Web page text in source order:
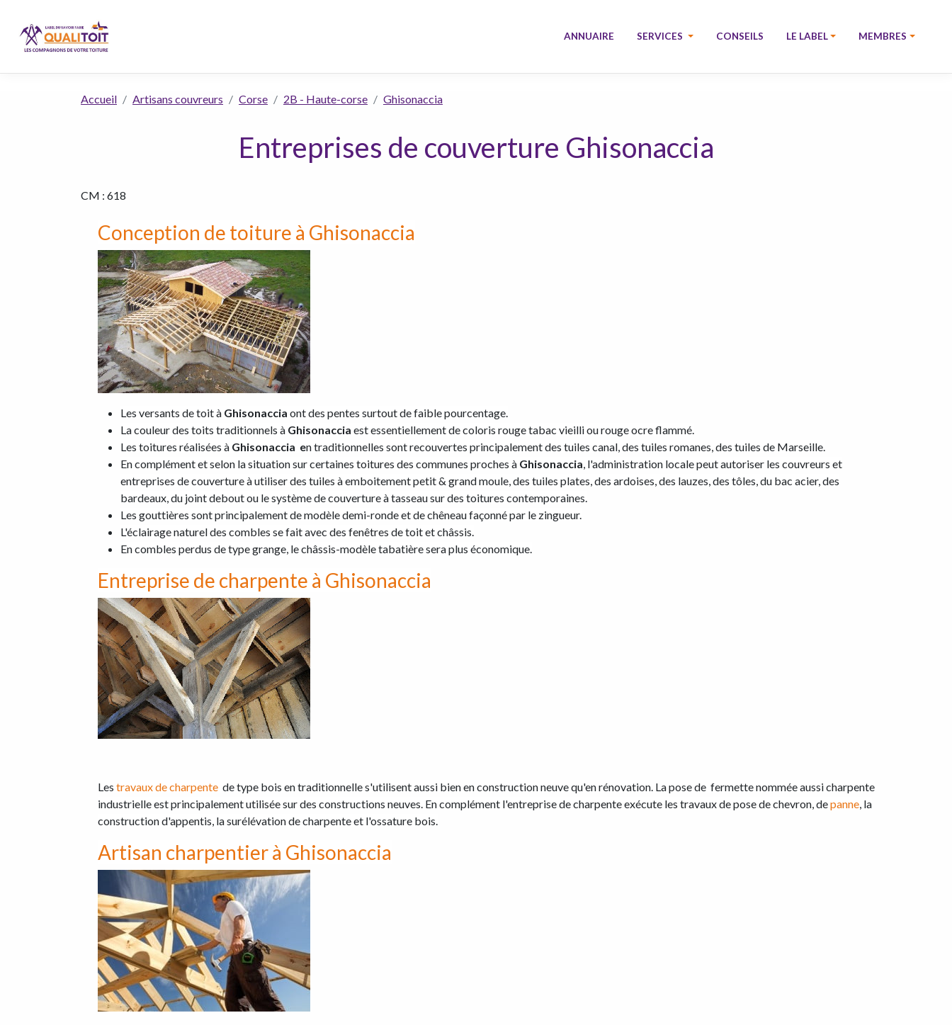
ANNUAIRE SERVICES CONSEILS LE LABEL MEMBRES
Accueil Artisans couvreurs Corse 2B - Haute-corse Ghisonaccia
Entreprises de couverture Ghisonaccia
CM : 618
Conception de toiture à Ghisonaccia
Les versants de toit à Ghisonaccia ont des pentes surtout de faible pourcentage.
La couleur des toits traditionnels à Ghisonaccia est essentiellement de coloris rouge tabac vieilli ou rouge ocre flammé.
Les toitures réalisées à Ghisonaccia en traditionnelles sont recouvertes principalement des tuiles canal, des tuiles romanes, des tuiles de Marseille.
En complément et selon la situation sur certaines toitures des communes proches à Ghisonaccia, l'administration locale peut autoriser les couvreurs et
entreprises de couverture à utiliser des tuiles à emboitement petit & grand moule, des tuiles plates, des ardoises, des lauzes, des tôles, du bac acier, des
bardeaux, du joint debout ou le système de couverture à tasseau sur des toitures contemporaines.
Les gouttières sont principalement de modèle demi-ronde et de chêneau façonné par le zingueur.
L'éclairage naturel des combles se fait avec des fenêtres de toit et châssis.
En combles perdus de type grange, le châssis-modèle tabatière sera plus économique.
Entreprise de charpente à Ghisonaccia
Les travaux de charpente de type bois en traditionnelle s'utilisent aussi bien en construction neuve qu'en rénovation. La pose de fermette nommée aussi charpente
industrielle est principalement utilisée sur des constructions neuves. En complément l'entreprise de charpente exécute les travaux de pose de chevron, depanne, la
construction d'appentis, la surélévation de charpente et l'ossature bois.
Artisan charpentier à Ghisonaccia